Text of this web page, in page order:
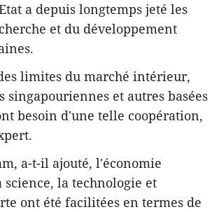
a depuis longtemps jeté les
et du développement
limites du marché intérieur,
singapouriennes et autres basées
besoin d'une telle coopération,
a-t-il ajouté, l'économie
la technologie et
ont été facilitées en termes de